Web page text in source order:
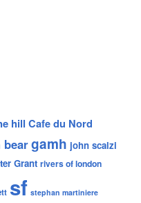
hill Cafe du Nord
beargamh john scalzi
Grant rivers of london
sf stephan martiniere